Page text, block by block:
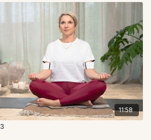
11:58